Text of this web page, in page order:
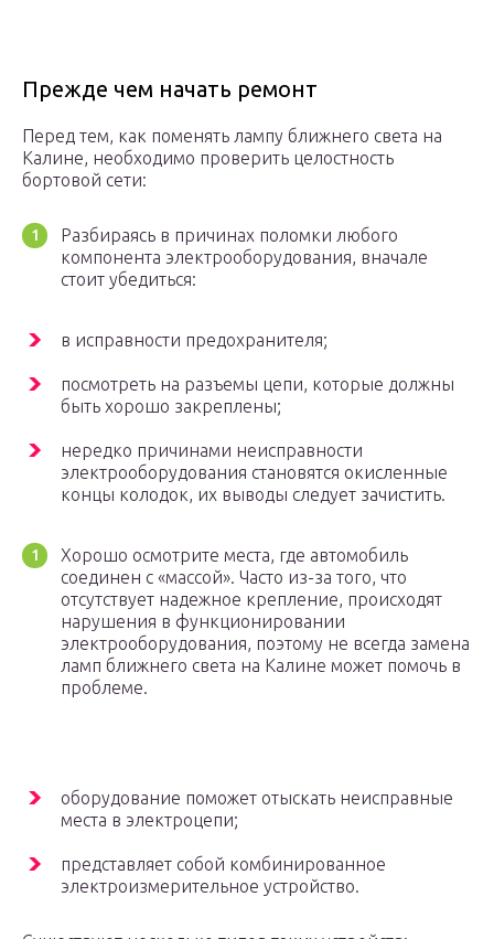
Прежде чем начать ремонт
Перед тем, как поменять лампу ближнего света на
Калине, необходимо проверить целостность
бортовой сети:
Разбираясь в причинах поломки любого
компонента электрооборудования, вначале
стоит убедиться:
в исправности предохранителя;
посмотреть на разъемы цепи, которые должны
быть хорошо закреплены;
нередко причинами неисправности
электрооборудования становятся окисленные
концы колодок, их выводы следует зачистить.
Хорошо осмотрите места, где автомобиль
соединен с «массой». Часто из-за того, что
отсутствует надежное крепление, происходят
нарушения в функционировании
электрооборудования, поэтому не всегда замена
ламп ближнего света на Калине может помочь в
проблеме.
оборудование поможет отыскать неисправные
места в электроцепи;
представляет собой комбинированное
электроизмерительное устройство.